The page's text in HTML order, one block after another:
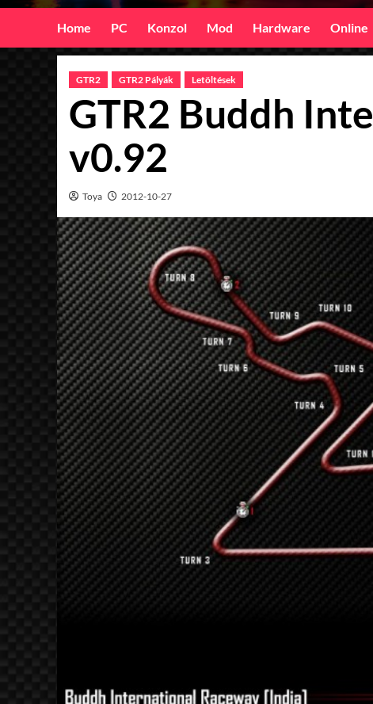
Home PC Konzol Mod Hardware Online
GTR2 GTR2 Pályák Letöltések
GTR2 Buddh
v0.92
Toya 2012-10-27